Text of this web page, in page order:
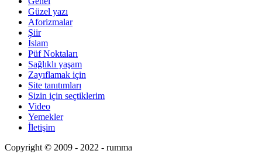
Güzel yazı
Aforizmalar
Şiir
İslam
Püf Noktaları
Sağlıklı yaşam
Zayıflamak için
Site tanıtımları
Sizin için seçtiklerim
Video
Yemekler
İletişim
Copyright © 2009 - 2022 - rumma